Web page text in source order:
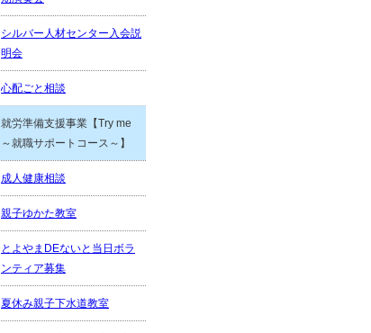
シルバー人材センター入会説
明会
心配ごと相談
就労準備支援事業【Try me
～就職サポートコース～】
成人健康相談
親子ゆかた教室
とよやまDEないと当日ボラ
ンティア募集
夏休み親子下水道教室